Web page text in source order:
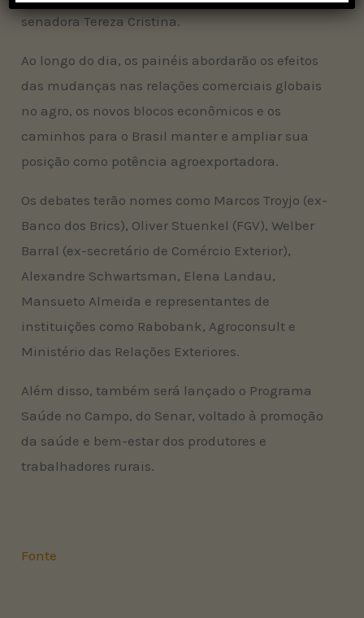
senadora Tereza Cristina.
Ao longo do dia, os painéis abordarão os efeitos
das mudanças nas relações comerciais globais
no agro, os novos blocos econômicos e os
caminhos para o Brasil manter e ampliar sua
posição como potência agroexportadora.
Os debates terão nomes como Marcos Troyjo (ex-
Banco dos Brics), Oliver Stuenkel (FGV), Welber
Barral (ex-secretário de Comércio Exterior),
Alexandre Schwartsman, Elena Landau,
Mansueto Almeida e representantes de
instituições como Rabobank, Agroconsult e
Ministério das Relações Exteriores.
Além disso, também será lançado o Programa
Saúde no Campo, do Senar, voltado à promoção
da saúde e bem-estar dos produtores e
trabalhadores rurais.
Fonte